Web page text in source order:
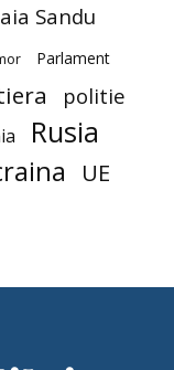
Sandu
Parlament
politie
Rusia
UE